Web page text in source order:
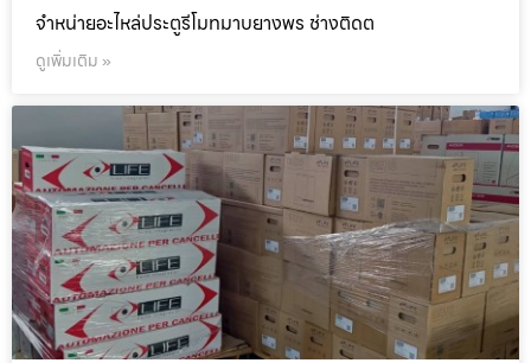
จำหน่ายอะไหล่ประตูรีโมทมาบยางพร ช่างติดต
ดูเพิ่มเติม »